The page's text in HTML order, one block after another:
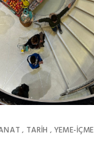
, TARİH , YEME-İÇME